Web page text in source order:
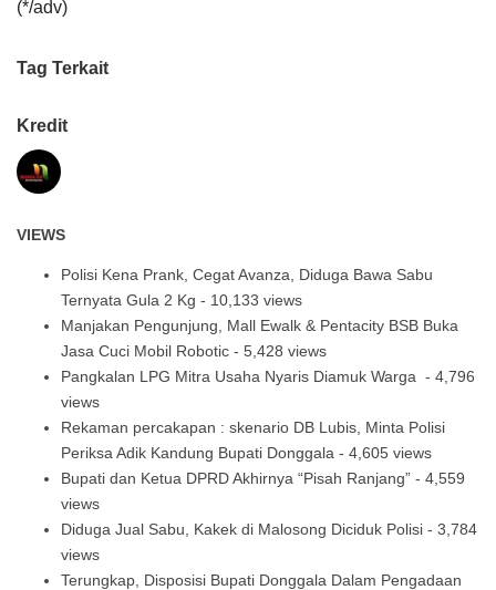
(*/adv)
Tag Terkait
Kredit
VIEWS
Polisi Kena Prank, Cegat Avanza, Diduga Bawa Sabu
Ternyata Gula 2 Kg - 10,133 views
Manjakan Pengunjung, Mall Ewalk & Pentacity BSB Buka
Jasa Cuci Mobil Robotic - 5,428 views
Pangkalan LPG Mitra Usaha Nyaris Diamuk Warga - 4,796
views
Rekaman percakapan : skenario DB Lubis, Minta Polisi
Periksa Adik Kandung Bupati Donggala - 4,605 views
Bupati dan Ketua DPRD Akhirnya “Pisah Ranjang” - 4,559
views
Diduga Jual Sabu, Kakek di Malosong Diciduk Polisi - 3,784
views
Terungkap, Disposisi Bupati Donggala Dalam Pengadaan